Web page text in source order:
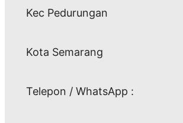
Kec Pedurungan
Kota Semarang
Telepon / WhatsApp :